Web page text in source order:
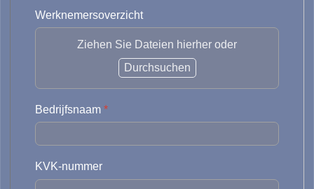
Auto-verzekeringen
Bestelautoverzekering
Werkmaterieel
Aanhangwagen
Werknemersoverzicht
Ziehen Sie Dateien hierher oder
Durchsuchen
Bedrijfsnaam *
KVK-nummer